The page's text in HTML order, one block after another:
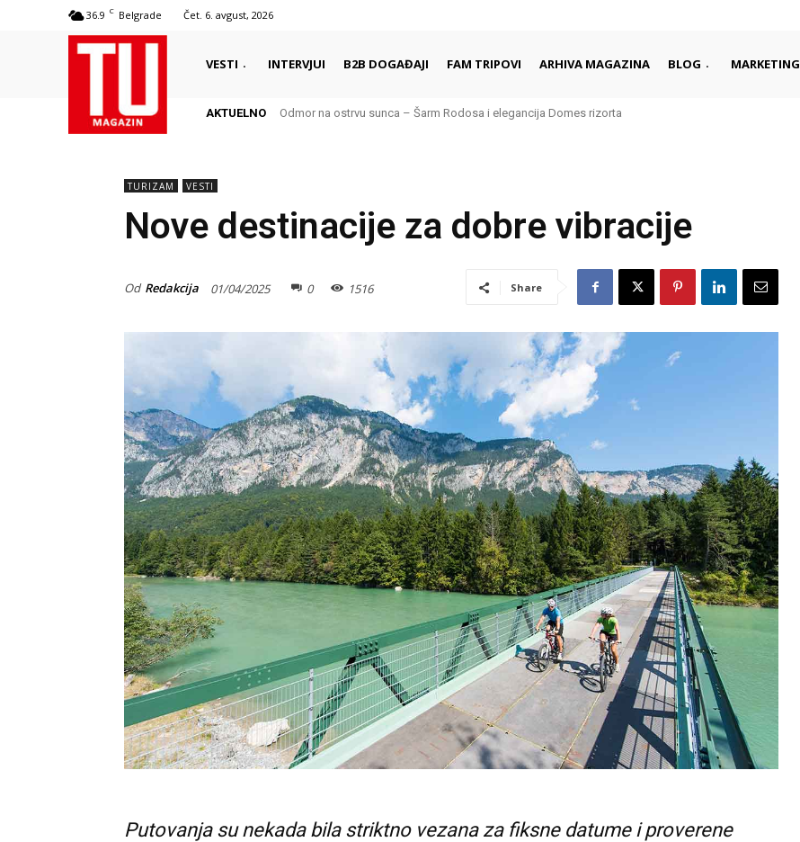
36.9 C Belgrade Čet. 6. avgust, 2026
VESTI INTERVJUI B2B DOGAĐAJI FAM TRIPOVI ARHIVA MAGAZINA BLOG MARKETING
AKTUELNO Autentični biser Italije daleko od gužvi i turista
Odmor na ostrvu sunca – Šarm Rodosa i elegancija Domes rizorta
TURIZAM VESTI
Nove destinacije za dobre vibracije
Od Redakcija 01/04/2025 0 1516 Share
Putovanja su nekada bila striktno vezana za fiksne datume i proverene